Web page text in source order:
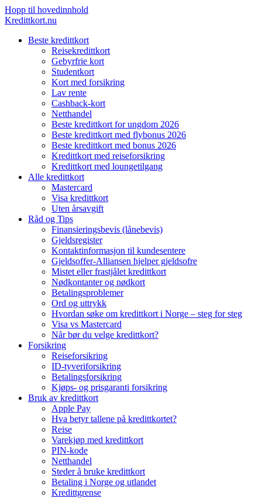
Hopp til hovedinnhold
Kredittkort.nu
Beste kredittkort
Reisekredittkort
Gebyrfrie kort
Studentkort
Kort med forsikring
Lav rente
Cashback-kort
Netthandel
Beste kredittkort for ungdom 2026
Beste kredittkort med flybonus 2026
Beste kredittkort med bonus 2026
Kredittkort med reiseforsikring
Kredittkort med loungetilgang
Alle kredittkort
Mastercard
Visa kredittkort
Uten årsavgift
Råd og Tips
Finansieringsbevis (lånebevis)
Gjeldsregister
Kontaktinformasjon til kundesentere
Gjeldsoffer-Alliansen hjelper gjeldsofre
Mistet eller frastjålet kredittkort
Nødkontanter og nødkort
Betalingsproblemer
Ord og uttrykk
Hvordan søke om kredittkort i Norge – steg for steg
Visa vs Mastercard
Når bør du velge kredittkort?
Forsikring
Reiseforsikring
ID-tyveriforsikring
Betalingsforsikring
Kjøps- og prisgaranti forsikring
Bruk av kredittkort
Apple Pay
Hva betyr tallene på kredittkortet?
Reise
Varekjøp med kredittkort
PIN-kode
Netthandel
Steder å bruke kredittkort
Betaling i Norge og utlandet
Kredittgrense